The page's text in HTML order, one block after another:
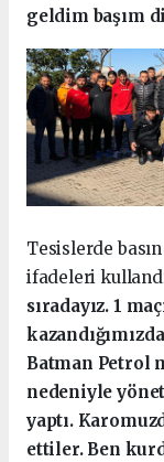
geldim başım
Tesislerde
ifadeleri
sıradayız. 1
Batman Petrol
nedeniyle
yaptı.
ettiler. Ben